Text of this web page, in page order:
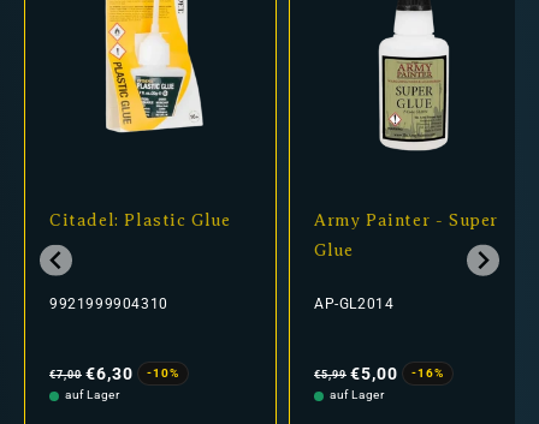
Citadel: Plastic Glue
9921999904310
Preis
€7,00 €6,30
-10%
auf Lager
Army Painter - Super
Glue
AP-GL2014
Preis
€5,99 €5,00
-16%
auf Lager